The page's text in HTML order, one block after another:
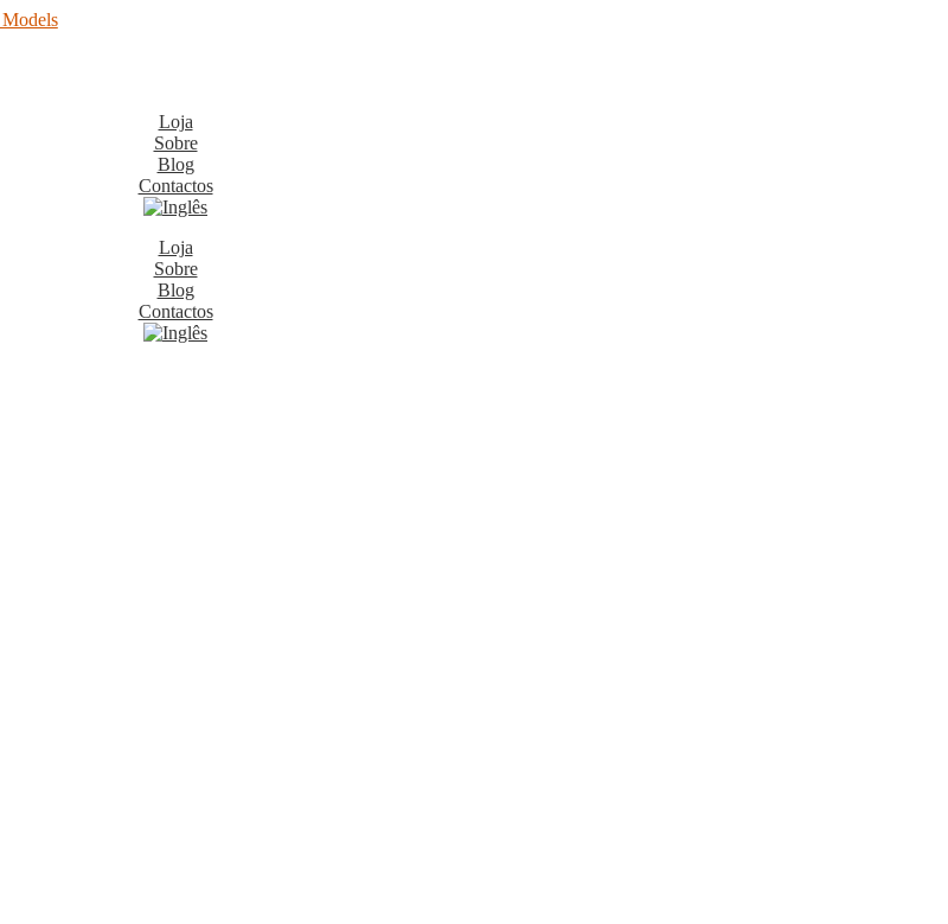
Loja
Sobre
Blog
Contactos
Loja
Sobre
Blog
Contactos